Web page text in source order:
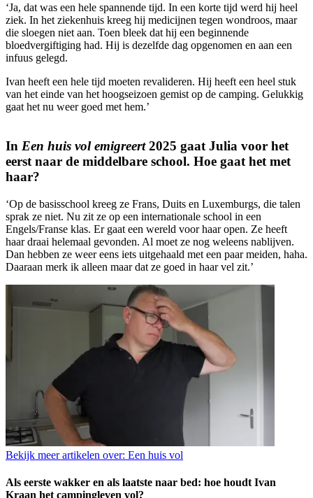
‘Ja, dat was een hele spannende tijd. In een korte tijd werd hij heel
ziek. In het ziekenhuis kreeg hij medicijnen tegen wondroos, maar
die sloegen niet aan. Toen bleek dat hij een beginnende
bloedvergiftiging had. Hij is dezelfde dag opgenomen en aan een
infuus gelegd.
Ivan heeft een hele tijd moeten revalideren. Hij heeft een heel stuk
van het einde van het hoogseizoen gemist op de camping. Gelukkig
gaat het nu weer goed met hem.’
In Een huis vol emigreert2025 gaat Julia voor het
eerst naar de middelbare school. Hoe gaat het met
haar?
‘Op de basisschool kreeg ze Frans, Duits en Luxemburgs, die talen
sprak ze niet. Nu zit ze op een internationale school in een
Engels/Franse klas. Er gaat een wereld voor haar open. Ze heeft
haar draai helemaal gevonden. Al moet ze nog weleens nablijven.
Dan hebben ze weer eens iets uitgehaald met een paar meiden, haha.
Daaraan merk ik alleen maar dat ze goed in haar vel zit.’
Bekijk meer artikelen over: Een huis vol
Als eerste wakker en als laatste naar bed: hoe houdt Ivan
Kraan het campingleven vol?